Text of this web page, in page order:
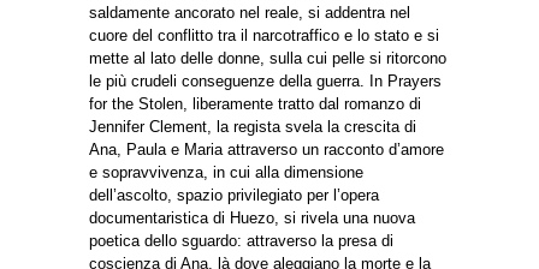
saldamente ancorato nel reale, si addentra nel
cuore del conflitto tra il narcotraffico e lo stato e si
mette al lato delle donne, sulla cui pelle si ritorcono
le più crudeli conseguenze della guerra. In Prayers
for the Stolen, liberamente tratto dal romanzo di
Jennifer Clement, la regista svela la crescita di
Ana, Paula e Maria attraverso un racconto d’amore
e sopravvivenza, in cui alla dimensione
dell’ascolto, spazio privilegiato per l’opera
documentaristica di Huezo, si rivela una nuova
poetica dello sguardo: attraverso la presa di
coscienza di Ana, là dove aleggiano la morte e la